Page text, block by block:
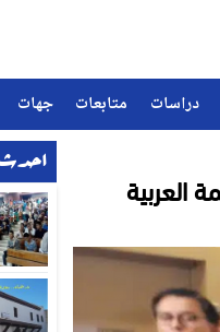
دراسات متابعات جهات
العربية
احدث